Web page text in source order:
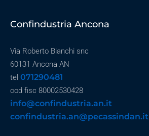
Confindustria Ancona
Via Roberto Bianchi snc
60131 Ancona AN
tel 071290481
cod fisc 80002530428
info@confindustria.an.it
confindustria.an@pecassindan.it